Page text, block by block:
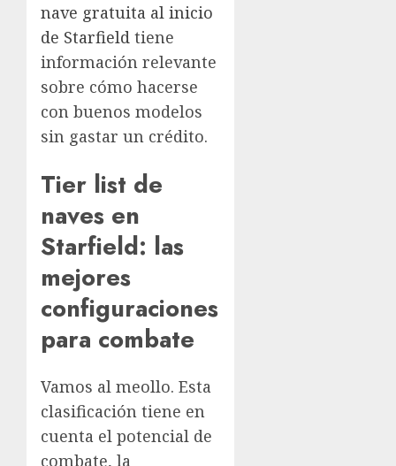
nave gratuita al inicio
de Starfield tiene
información relevante
sobre cómo hacerse
con buenos modelos
sin gastar un crédito.
Tier list de
naves en
Starfield: las
mejores
configuraciones
para combate
Vamos al meollo. Esta
clasificación tiene en
cuenta el potencial de
combate, la